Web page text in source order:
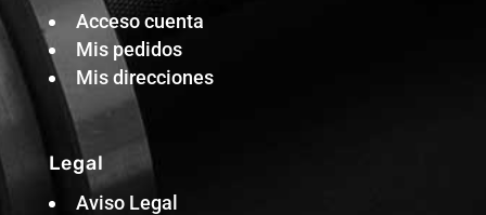
Acceso cuenta
Mis pedidos
Mis direcciones
Legal
Aviso Legal